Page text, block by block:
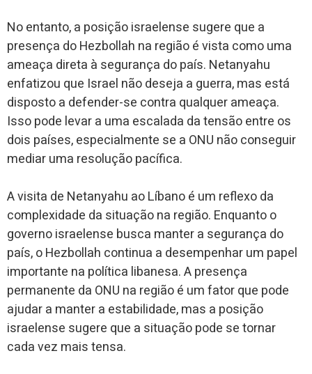
No entanto, a posição israelense sugere que a
presença do Hezbollah na região é vista como uma
ameaça direta à segurança do país. Netanyahu
enfatizou que Israel não deseja a guerra, mas está
disposto a defender-se contra qualquer ameaça.
Isso pode levar a uma escalada da tensão entre os
dois países, especialmente se a ONU não conseguir
mediar uma resolução pacífica.
A visita de Netanyahu ao Líbano é um reflexo da
complexidade da situação na região. Enquanto o
governo israelense busca manter a segurança do
país, o Hezbollah continua a desempenhar um papel
importante na política libanesa. A presença
permanente da ONU na região é um fator que pode
ajudar a manter a estabilidade, mas a posição
israelense sugere que a situação pode se tornar
cada vez mais tensa.